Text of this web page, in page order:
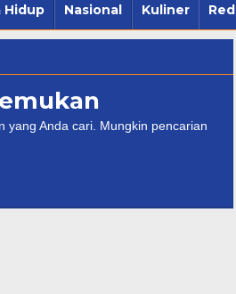
Hidup Nasional Kuliner
yang Anda cari. Mungkin pencarian